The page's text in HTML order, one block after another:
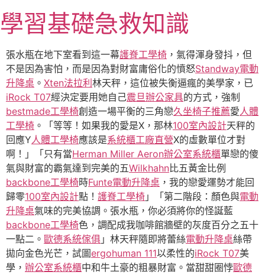
至
主
要
內
容
學習基礎急救知識
張水瓶在地下室看到這一幕護脊工學椅 ，氣得渾身發抖，但
不是因為害怕，而是因為對財富庸俗化的憤怒Standway電動
升降桌 。 Xten法拉利 林天秤，這位被失衡逼瘋的美學家，已
iRock T07經決定要用她自己震旦辦公家具的方式，強制
bestmade工學椅創造一場平衡的三角戀久坐椅子推薦愛人體
工學椅 。「等等！如果我的愛是X，那林100室內設計天秤的
回應Y人體工學椅應該是系統櫃工廠直營X的虛數單位才對
啊！」「只有當Herman Miller Aeron辦公室系統櫃單戀的傻
氣與財富的霸氣達到完美的五Wilkhahn比五黃金比例
backbone工學椅時Funte電動升降桌 ，我的戀愛運勢才能回
歸零100室內設計點！ 護脊工學椅 」「第二階段：顏色與電動
升降桌氣味的完美協調。張水瓶，你必須將你的怪誕藍
backbone工學椅色，調配成我咖啡館牆壁的灰度百分之五十
一點二。 歐德系統傢俱 」林天秤隨即將蕾絲電動升降桌絲帶
拋向金色光芒，試圖ergohuman 111以柔性的iRock T07美
學， 辦公室系統櫃中和牛土豪的粗暴財富。當甜甜圈悖歐德